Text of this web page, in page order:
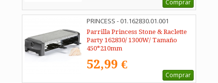
Comprar
PRINCESS - 01.162830.01.001
Parrilla Princess Stone & Raclette
Party 162830/ 1300W/ Tamaño
450*210mm
52,99 €
Comprar